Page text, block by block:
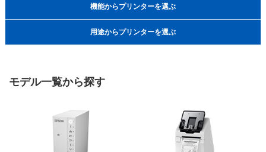
機能からプリンターを選ぶ
用途からプリンターを選ぶ
モデル一覧から探す